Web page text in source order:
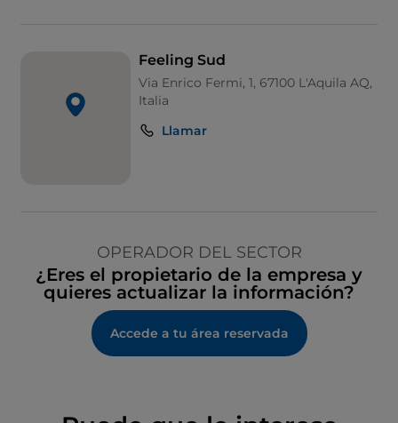
Feeling Sud
Via Enrico Fermi, 1, 67100 L'Aquila AQ,
Italia
Llamar
OPERADOR DEL SECTOR
¿Eres el propietario de la empresa y
quieres actualizar la información?
Accede a tu área reservada